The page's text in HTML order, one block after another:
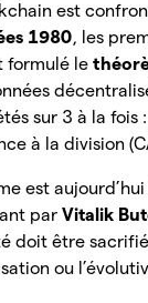
est
1980, les
formulé le
sur 3 à la fois
à la division
est
par Vitalik
doit être
ou